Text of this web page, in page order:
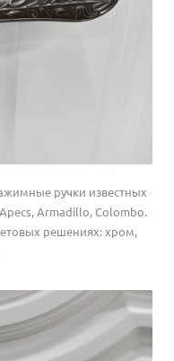
ручки известных
Armadillo, Colombo.
решениях: хром,